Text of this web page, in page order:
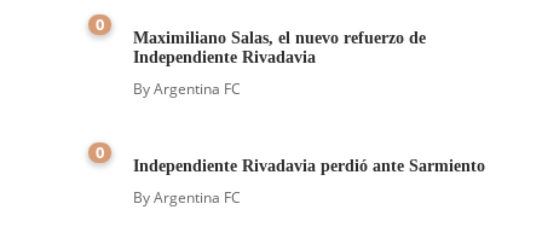
0
Maximiliano Salas, el nuevo refuerzo de
Independiente Rivadavia
ByArgentina FC
0
Independiente Rivadavia perdió ante Sarmiento
ByArgentina FC